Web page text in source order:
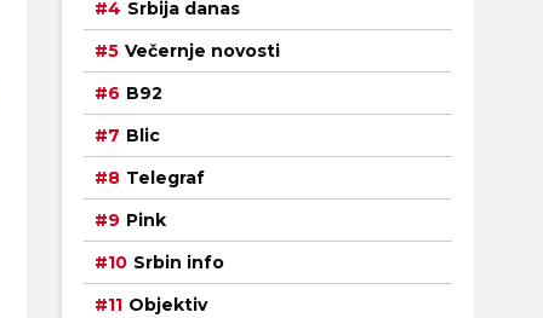
Srbija danas
Večernje novosti
B92
Blic
Telegraf
Pink
Srbin info
Objektiv